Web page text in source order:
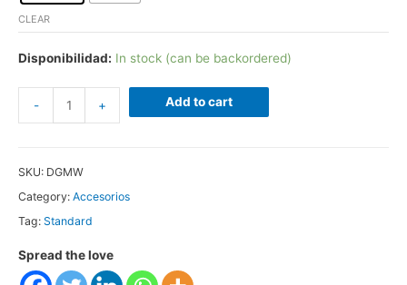
CLEAR
Disponibilidad: In stock (can be backordered)
-
de
Gigante
+ Add to cart
SKU: DGMW
Category: Accesorios
Tag: Standard
Spread the love